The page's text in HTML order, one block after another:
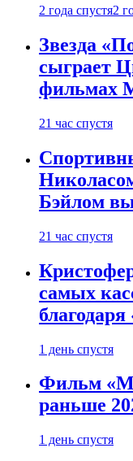
2 года спустя2
Звезда
сыграет
фильмах
21 час спустя
Бэйлом
21 час спустя
самых
1 день спустя
Фильм
раньше
1 день спустя